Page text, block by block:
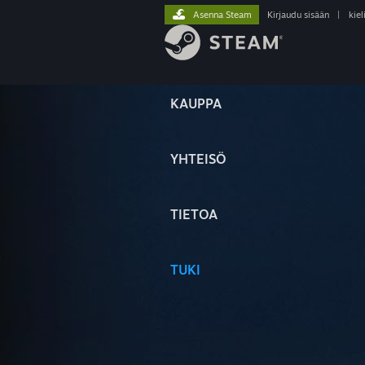
KAUPPA
YHTEISÖ
TIETOA
TUKI
Asenna Steam Kirjaudu sisään kieli